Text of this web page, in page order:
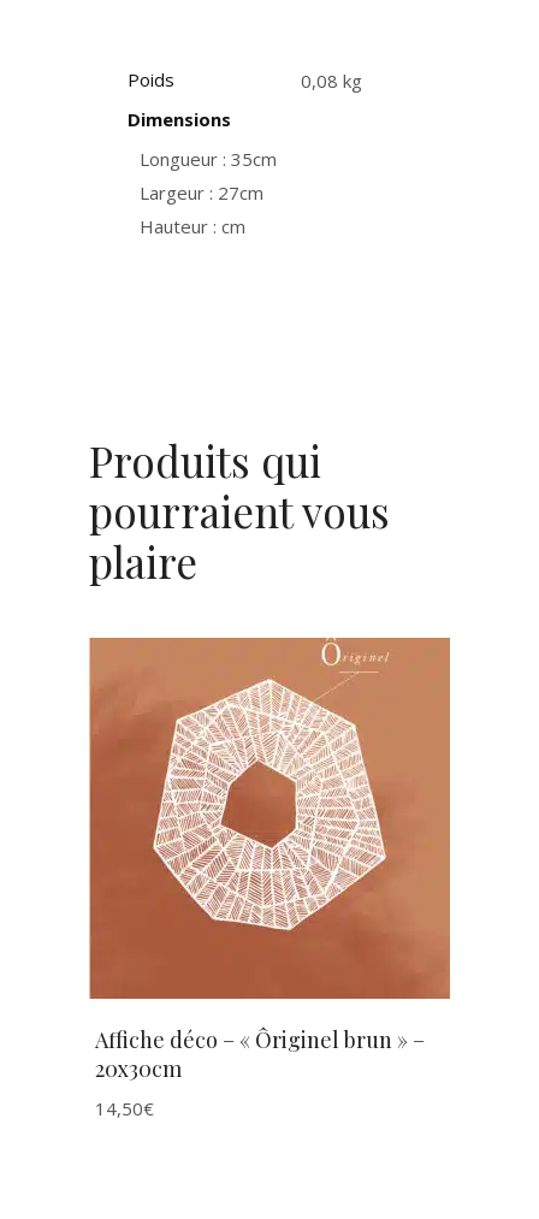
Poids
0,08 kg
Dimensions
Longueur : 35cm
Largeur : 27cm
Hauteur : cm
Produits qui
pourraient vous
plaire
AJOUTER AU PANIER
Affiche déco – « Ôriginel brun » –
20x30cm
14,50€